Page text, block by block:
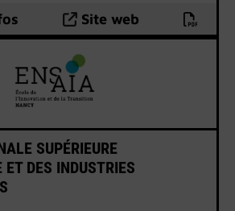
de forte expansion
une pénurie
les ENI se sont signalées
de leur mode de recrutement
de formation, en prise
réalités du métier
Site web
SUPÉRIEURE
ET DES INDUSTRIES